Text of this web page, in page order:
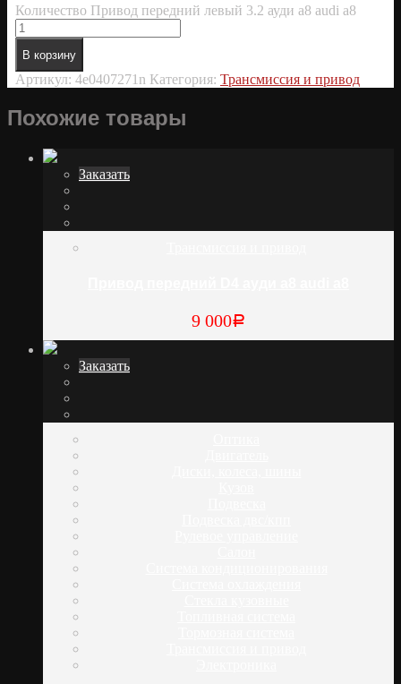
Количество Привод передний левый 3.2 ауди а8 audi a8
В корзину
Артикул: 4e0407271n Категория: Трансмиссия и привод
Похожие товары
Заказать
9 000Р
Заказать